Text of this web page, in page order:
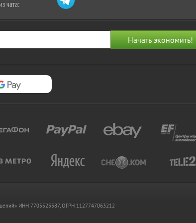
чата:
ИНН 7705523387, ОГРН 1127747063212